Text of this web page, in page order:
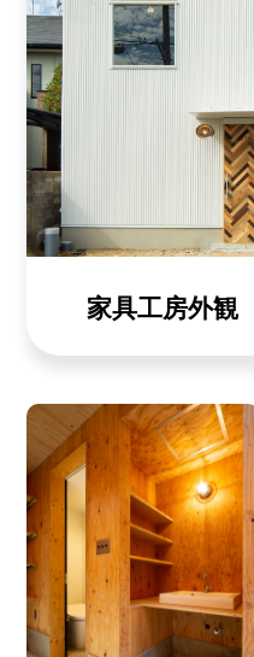
家具工房外観